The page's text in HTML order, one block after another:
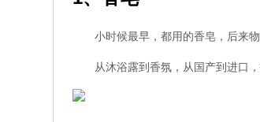
小时候最早，都用的香皂，后来
从沐浴露到香氛，从国产到进口